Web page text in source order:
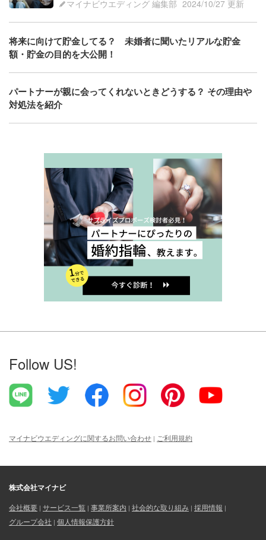
マイナビウエディング 編集部 2024/10/27 更新
将来に向けて貯金してる？ 未婚者に聞いたリアルな貯金
額・貯金の目的を大公開！
パートナーが親に会ってくれないときどうする？ その理由や
対処法を紹介
Follow US!
マイナビウエディングに関するお問い合わせ ご利用規約
株式会社マイナビ
会社概要 サービス一覧 事業所案内 社会的な取り組み 採用情報
グループ会社 個人情報保護方針